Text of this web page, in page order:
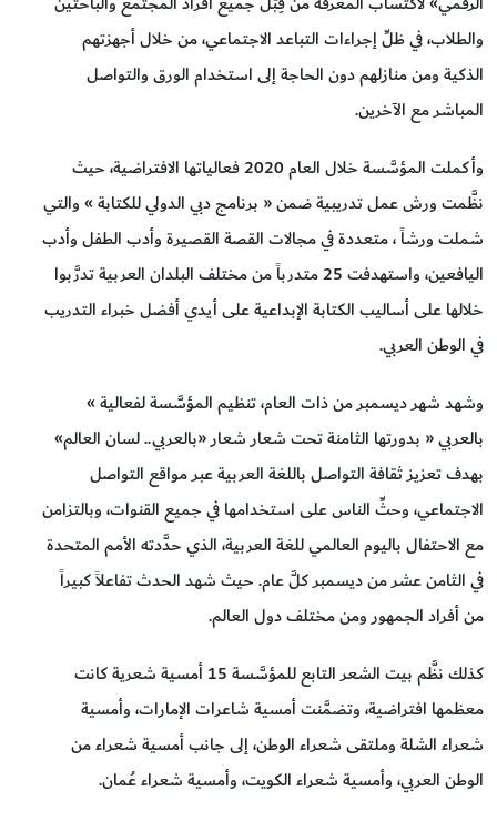
والطلاب، في ظلِّ إجراءات التباعد الاجتماعي، من خلال أجهزتهم
الذكية ومن منازلهم دون الحاجة إلى استخدام الورق والتواصل
المباشر مع الآخرين.
وأكملت المؤسَّسة خلال العام 2020 فعالياتها الافتراضية، حيث
نظَّمت ورش عمل تدريبية ضمن « برنامج دبي الدولي للكتابة » والتي
شملت ورشاً ، متعددة في مجالات القصة القصيرة وأدب الطفل وأدب
اليافعين، واستهدفت 25 متدرباً من مختلف البلدان العربية تدرَّبوا
خلالها على أساليب الكتابة الإبداعية على أيدي أفضل خبراء التدريب
في الوطن العربي.
وشهد شهر ديسمبر من ذات العام، تنظيم المؤسَّسة لفعالية »
بالعربي « بدورتها الثامنة تحت شعار شعار «بالعربي.. لسان العالم»
بهدف تعزيز ثقافة التواصل باللغة العربية عبر مواقع التواصل
الاجتماعي، وحثِّ الناس على استخدامها في جميع القنوات، وبالتزامن
مع الاحتفال باليوم العالمي للغة العربية، الذي حدَّدته الأمم المتحدة
في الثامن عشر من ديسمبر كلَّ عام. حيث شهد الحدث تفاعلاً كبيراً
من أفراد الجمهور ومن مختلف دول العالم.
كذلك نظَّم بيت الشعر التابع للمؤسَّسة 15 أمسية شعرية كانت
معظمها افتراضية، وتضمَّنت أمسية شاعرات الإمارات، وأمسية
شعراء الشلة وملتقى شعراء الوطن، إلى جانب أمسية شعراء من
الوطن العربي، وأمسية شعراء الكويت، وأمسية شعراء عُمان.